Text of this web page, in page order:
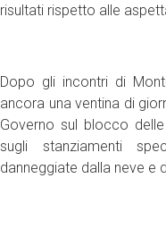
risultati rispetto alle
Dopo gli incontri di
ancora una ventina di
Governo sul blocco
sugli stanziamenti
danneggiate dalla neve e